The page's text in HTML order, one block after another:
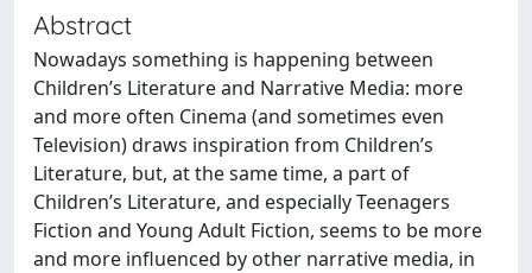
Abstract
Nowadays something is happening between
Children’s Literature and Narrative Media: more
and more often Cinema (and sometimes even
Television) draws inspiration from Children’s
Literature, but, at the same time, a part of
Children’s Literature, and especially Teenagers
Fiction and Young Adult Fiction, seems to be more
and more influenced by other narrative media, in